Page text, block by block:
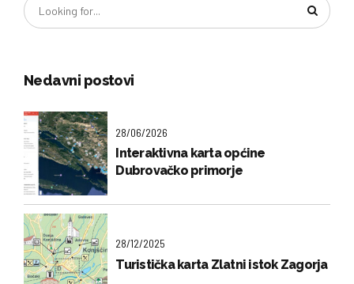
Nedavni postovi
28/06/2026
Interaktivna karta općine
Dubrovačko primorje
28/12/2025
Turistička karta Zlatni istok Zagorja